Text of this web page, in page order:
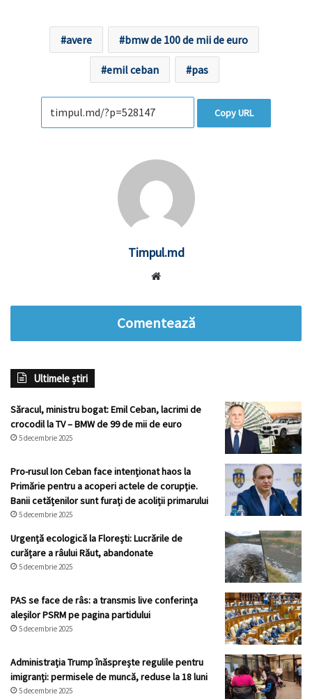
avere bmw de 100 de mii de euro
emil ceban pas
Copy URL
Timpul.md
Comentează
Ultimele știri
Săracul, ministru bogat: Emil Ceban, lacrimi de
crocodil la TV – BMW de 99 de mii de euro
5 decembrie 2025
Pro-rusul Ion Ceban face intenționat haos la
Primărie pentru a acoperi actele de corupție.
Banii cetățenilor sunt furați de acoliții primarului
5 decembrie 2025
Urgență ecologică la Florești: Lucrările de
curățare a râului Răut, abandonate
5 decembrie 2025
PAS se face de râs: a transmis live conferința
aleșilor PSRM pe pagina partidului
5 decembrie 2025
Administrația Trump înăsprește regulile pentru
imigranți: permisele de muncă, reduse la 18 luni
5 decembrie 2025